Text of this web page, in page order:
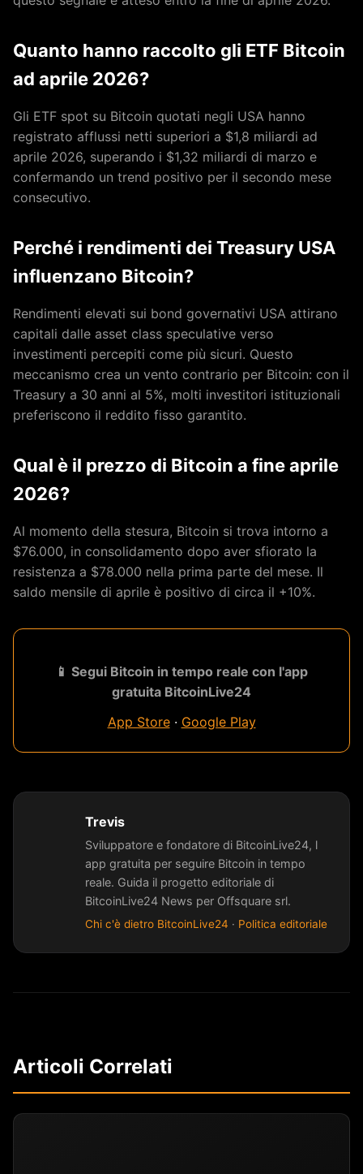
Quanto hanno raccolto gli ETF Bitcoin
ad aprile 2026?
Gli ETF spot su Bitcoin quotati negli USA hanno
registrato afflussi netti superiori a $1,8 miliardi ad
aprile 2026, superando i $1,32 miliardi di marzo e
confermando un trend positivo per il secondo mese
consecutivo.
Perché i rendimenti dei Treasury USA
influenzano Bitcoin?
Rendimenti elevati sui bond governativi USA attirano
capitali dalle asset class speculative verso
investimenti percepiti come più sicuri. Questo
meccanismo crea un vento contrario per Bitcoin: con il
Treasury a 30 anni al 5%, molti investitori istituzionali
preferiscono il reddito fisso garantito.
Qual è il prezzo di Bitcoin a fine aprile
2026?
Al momento della stesura, Bitcoin si trova intorno a
$76.000, in consolidamento dopo aver sfiorato la
resistenza a $78.000 nella prima parte del mese. Il
saldo mensile di aprile è positivo di circa il +10%.
📱 Segui Bitcoin in tempo reale con l'app
gratuita BitcoinLive24
App Store· Google Play
Trevis
Sviluppatore e fondatore di BitcoinLive24, l
app gratuita per seguire Bitcoin in tempo
reale. Guida il progetto editoriale di
BitcoinLive24 News per Offsquare srl.
Chi c'è dietro BitcoinLive24 · Politica editoriale
Articoli Correlati